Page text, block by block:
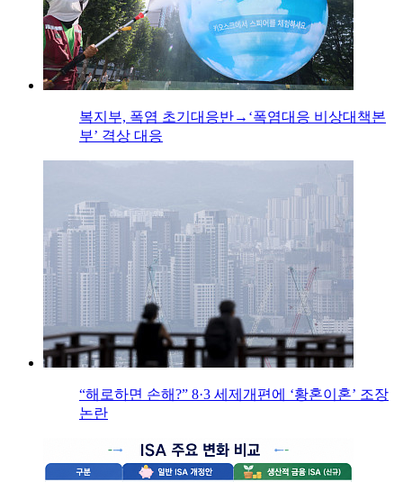
복지부, 폭염 초기대응반→‘폭염대응 비상대책본
부’ 격상 대응
“해로하면 손해?” 8·3 세제개편에 ‘황혼이혼’ 조장
논란